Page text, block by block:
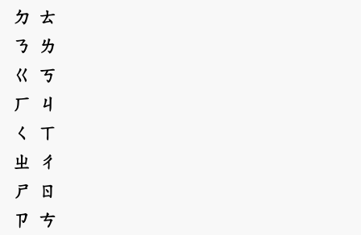
ㄉ ㄊ
ㄋ
ㄌ
ㄍ
ㄎ
ㄏ
ㄐ
ㄑ
ㄒ
ㄓ
ㄔ
ㄕ
ㄖ
ㄗ ㄘ